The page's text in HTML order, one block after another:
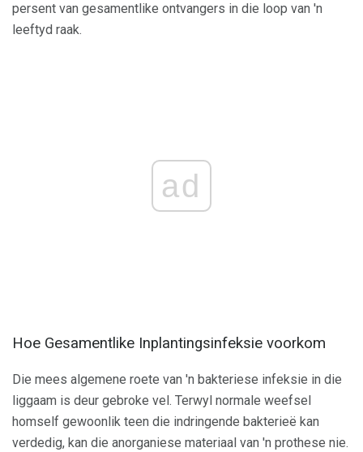
persent van gesamentlike ontvangers in die loop van 'n
leeftyd raak.
ad
Hoe Gesamentlike Inplantingsinfeksie voorkom
Die mees algemene roete van 'n bakteriese infeksie in die
liggaam is deur gebroke vel. Terwyl normale weefsel
homself gewoonlik teen die indringende bakterieë kan
verdedig, kan die anorganiese materiaal van 'n prothese nie.